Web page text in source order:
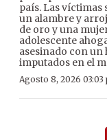
país. Las
un alambre y
de oro y una
adolescente
asesinado con un
imputados en el
Agosto 8, 2026 03:03